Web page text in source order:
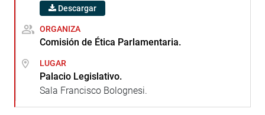
Descargar
ORGANIZA
Comisión de Ética Parlamentaria.
LUGAR
Palacio Legislativo.
Sala Francisco Bolognesi.